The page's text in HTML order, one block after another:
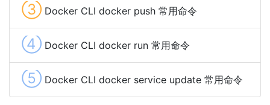
③ Docker CLI docker push 常用命令
④ Docker CLI docker run 常用命令
⑤ Docker CLI docker service update 常用命令